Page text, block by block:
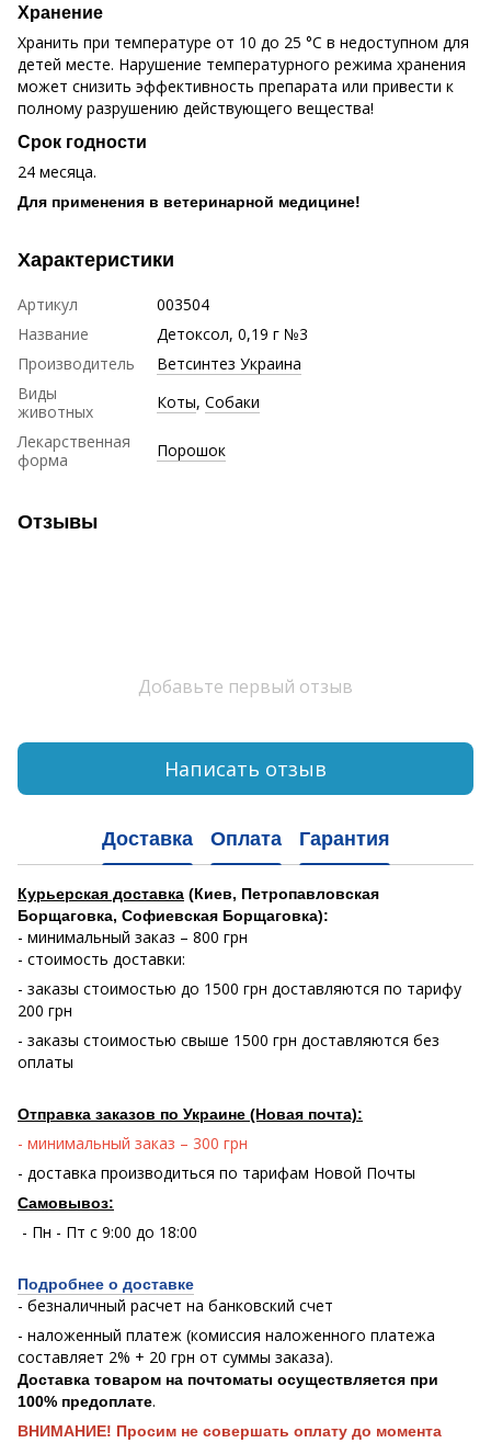
Хранение
Хранить при температуре от 10 до 25 °С в недоступном для
детей месте. Нарушение температурного режима хранения
может снизить эффективность препарата или привести к
полному разрушению действующего вещества!
Срок годности
24 месяца.
Для применения в ветеринарной медицине!
Характеристики
Артикул
003504
Название
Детоксол, 0,19 г №3
Производитель
Ветсинтез Украина
Виды
животных
Коты, Собаки
Лекарственная
форма
Порошок
Отзывы
Добавьте первый отзыв
Написать отзыв
Доставка Оплата Гарантия
Курьерская доставка (Киев, Петропавловская
Борщаговка, Софиевская Борщаговка):
- минимальный заказ – 800 грн
- стоимость доставки:
- заказы стоимостью до 1500 грн доставляются по тарифу
200 грн
- заказы стоимостью свыше 1500 грн доставляются без
оплаты
Отправка заказов по Украине (Новая почта):
- минимальный заказ – 300 грн
- доставка производиться по тарифам Новой Почты
Самовывоз:
- Пн - Пт с 9:00 до 18:00
Подробнее о доставке
- безналичный расчет на банковский счет
- наложенный платеж (комиссия наложенного платежа
составляет 2% + 20 грн от суммы заказа).
Доставка товаром на почтоматы осуществляется при
100% предоплате.
ВНИМАНИЕ! Просим не совершать оплату до момента